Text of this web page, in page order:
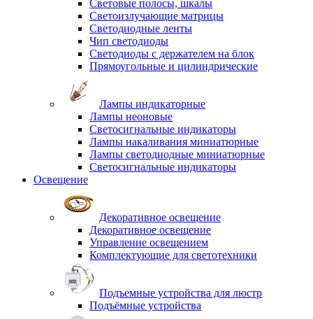
Световые полосы, шкалы
Светоизлучающие матрицы
Светодиодные ленты
Чип светодиоды
Светодиоды с держателем на блок
Прямоугольные и цилиндрические
Лампы индикаторные
Лампы неоновые
Светосигнальные индикаторы
Лампы накаливания миниатюрные
Лампы светодиодные миниатюрные
Светосигнальные индикаторы
Освещение
Декоративное освещение
Декоративное освещение
Управление освещением
Комплектующие для светотехники
Подъемные устройства для люстр
Подъёмные устройства